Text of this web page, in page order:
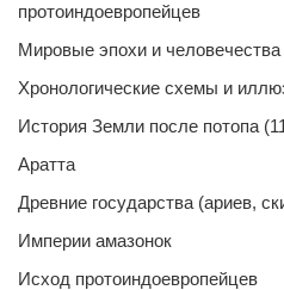
протоиндоевропейцев
Мировые эпохи и человечества
Хронологические схемы и
История Земли после потопа
Аратта
Древние государства (ариев,
Империи амазонок
Исход протоиндоевропейцев